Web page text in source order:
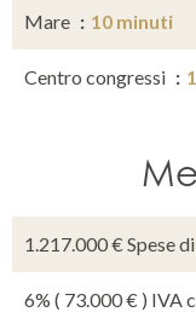
Mare 10 minuti
Centro congressi
1.217.000 € Spese
6% ( 73.000 € ) IVA